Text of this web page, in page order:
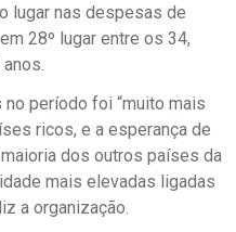
lugar nas despesas de
28º lugar entre os 34,
período foi “muito mais
ricos, e a esperança de
dos outros países da
mais elevadas ligadas
a organização.